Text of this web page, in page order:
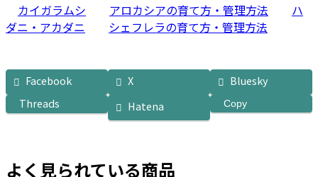
カイガラムシ アロカシアの育て方・管理方法
ハ
ダニ・アカダニ
シェフレラの育て方・管理方法
Facebook X
Bluesky
Threads
Hatena Copy
よく見られている商品